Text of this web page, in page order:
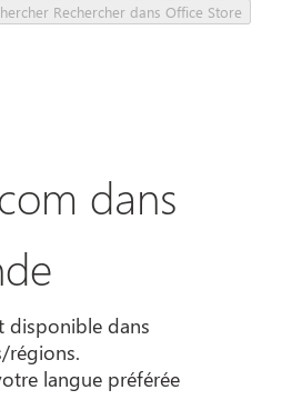
Rechercher dans Office Store
dans
disponible dans
régions.
langue préférée